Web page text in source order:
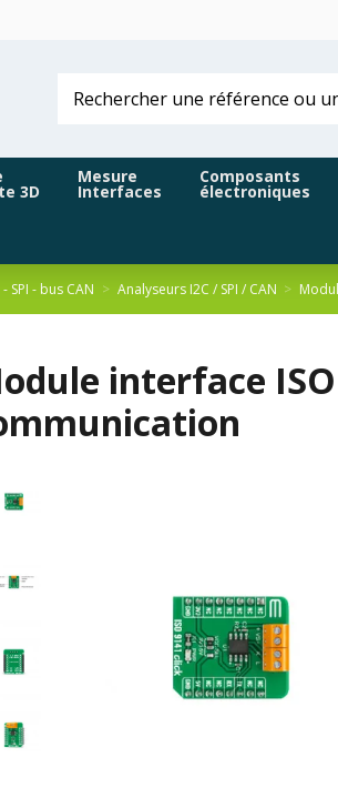
3D
Mesure
Interfaces
Composants
électroniques
SPI - bus CAN Analyseurs I2C / SPI / CAN
interface ISO